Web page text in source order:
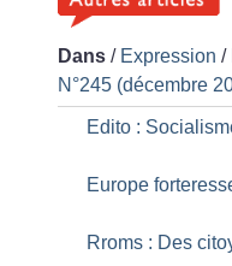
Dans / Expression /
N°245 (décembre
Edito :
Europe
Rroms : Des